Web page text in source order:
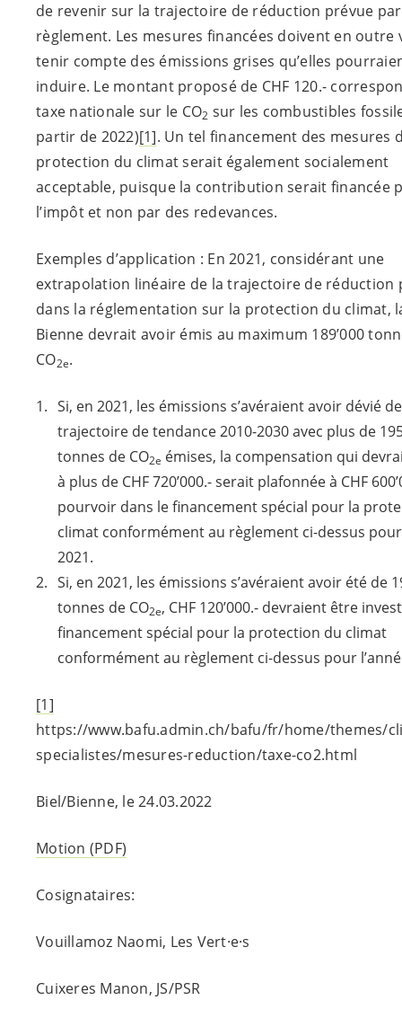
de revenir sur la trajectoire de réduction prévue
règlement. Les mesures financées doivent en outre
tenir compte des émissions grises qu’elles
induire. Le montant proposé de CHF 120.-
taxe nationale sur le CO2 sur les combustibles
partir de 2022)[1]. Un tel financement des mesures
protection du climat serait également socialement
acceptable, puisque la contribution serait financée
l’impôt et non par des redevances.
Exemples d’application : En 2021, considérant une
extrapolation linéaire de la trajectoire de réduction
dans la réglementation sur la protection du climat,
Bienne devrait avoir émis au maximum 189’000
CO2e.
Si, en 2021, les émissions s’avéraient avoir dévié
trajectoire de tendance 2010-2030 avec plus de
tonnes de CO2e émises, la compensation qui
à plus de CHF 720’000.- serait plafonnée à CHF
pourvoir dans le financement spécial pour la
climat conformément au règlement ci-dessus pour
2021.
Si, en 2021, les émissions s’avéraient avoir été de
tonnes de CO2e, CHF 120’000.- devraient être
financement spécial pour la protection du climat
conformément au règlement ci-dessus pour
[1]
https://www.bafu.admin.ch/bafu/fr/home/themes/
specialistes/mesures-reduction/taxe-co2.html
Biel/Bienne, le 24.03.2022
Motion (PDF)
Cosignataires:
Vouillamoz Naomi, Les Vert·e·s
Cuixeres Manon, JS/PSR